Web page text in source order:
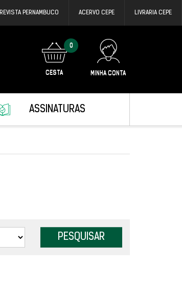
REVISTA PERNAMBUCO ACERVO CEPE LIVRARIA CEPE
0
CESTA MINHA CONTA
ASSINATURAS